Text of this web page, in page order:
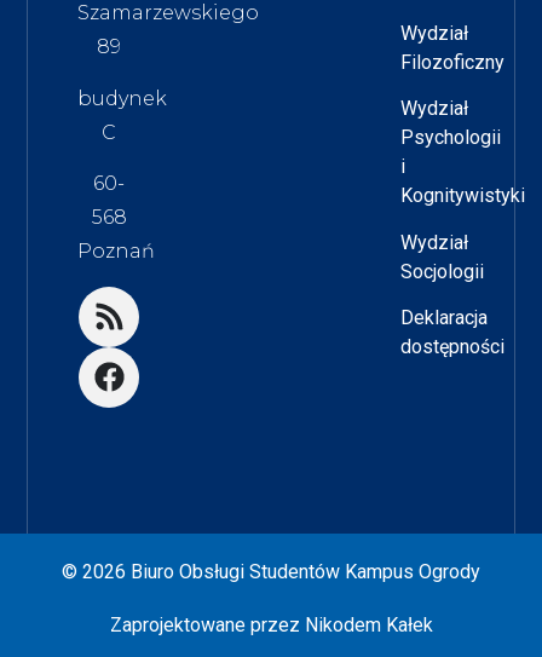
Szamarzewskiego
89
budynek
C
60-
568
Poznań
Wydział
Filozoficzny
Wydział
Psychologii
i
Kognitywistyki
Wydział
Socjologii
Deklaracja
dostępności
© 2026 Biuro Obsługi Studentów Kampus Ogrody
Zaprojektowane przez Nikodem Kałek